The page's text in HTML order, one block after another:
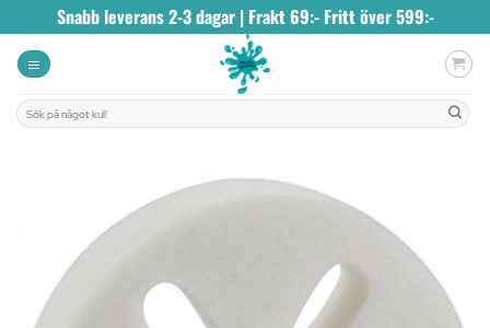
to
content
Snabb leverans 2-3 dagar | Frakt 69:- Fritt över 599:-
Sök
efter: